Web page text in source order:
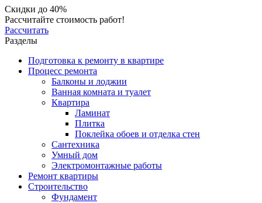
Скидки до 40%
Рассчитайте стоимость работ!
Рассчитать
Разделы
Подготовка к ремонту в квартире
Процесс ремонта
Балконы и лоджии
Ванная комната и туалет
Квартира
Ламинат
Плитка
Поклейка обоев и отделка стен
Сантехника
Умный дом
Электромонтажные работы
Ремонт квартиры
Строительство
Фундамент